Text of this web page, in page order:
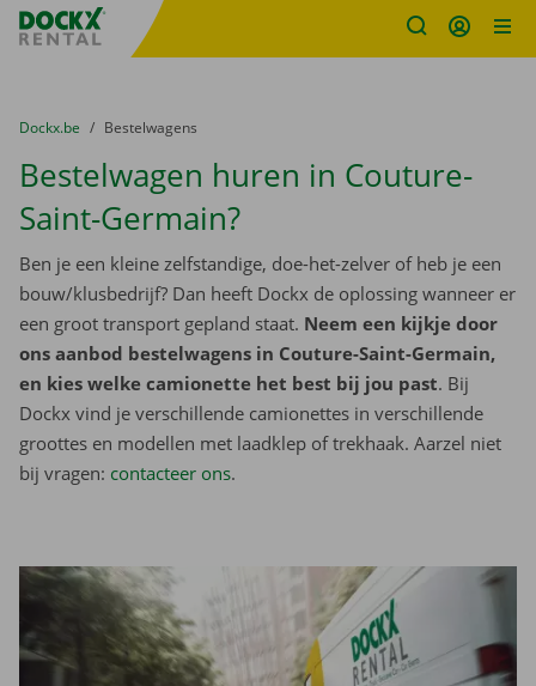
Fratello DEMO
U bevindt zich hier:
van
Dockx.be naar
Bestelwagens
Bestelwagen huren in Couture-
Saint-Germain?
Ben je een kleine zelfstandige, doe-het-zelver of heb je een
bouw/klusbedrijf? Dan heeft Dockx de oplossing wanneer er
een groot transport gepland staat. Neem een kijkje door
ons aanbod bestelwagens in Couture-Saint-Germain,
en kies welke camionette het best bij jou past. Bij
Dockx vind je verschillende camionettes in verschillende
groottes en modellen met laadklep of trekhaak. Aarzel niet
bij vragen: contacteer ons.